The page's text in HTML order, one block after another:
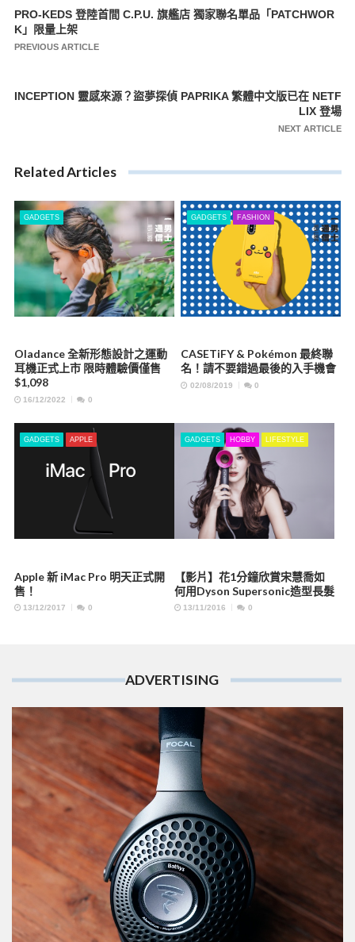
文
章
覽
PRO-KEDS 登陸首間 C.P.U. 旗艦店 獨家聯名單品「PATCHWOR
K」限量上架
PREVIOUS ARTICLE
INCEPTION 靈感來源？盜夢探偵 PAPRIKA 繁體中文版已在 NETF
LIX 登場
NEXT ARTICLE
Related Articles
GADGETS
Oladance 全新形態設計之運動
耳機正式上市 限時體驗價僅售
$1,098
16/12/2022 0
GADGETS FASHION
CASETiFY & Pokémon 最終聯
名！請不要錯過最後的入手機會
02/08/2019 0
GADGETS APPLE
Apple 新 iMac Pro 明天正式開
售！
13/12/2017 0
GADGETS HOBBY LIFESTYLE
【影片】花1分鐘欣賞宋慧喬如
何用Dyson Supersonic造型長髮
13/11/2016 0
ADVERTISING